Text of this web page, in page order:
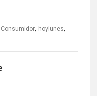
, hoylunes,